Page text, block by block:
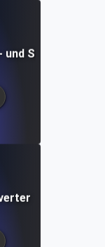
und Schönheits-